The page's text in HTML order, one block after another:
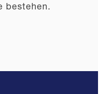
bestehen.